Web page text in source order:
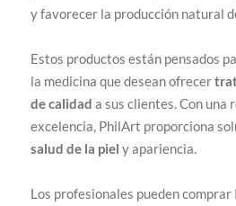
y favorecer la producción natural
Estos productos están pensados
la medicina que desean ofrecer
de calidad a sus clientes. Con una
excelencia, PhilArt proporciona
salud de la piel y apariencia.
Los profesionales pueden